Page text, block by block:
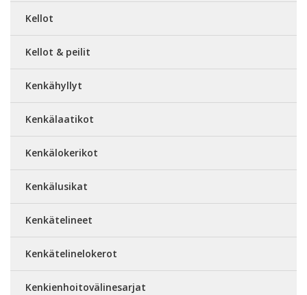
Kellot
Kellot & peilit
Kenkähyllyt
Kenkälaatikot
Kenkälokerikot
Kenkälusikat
Kenkätelineet
Kenkätelinelokerot
Kenkienhoitovälinesarjat